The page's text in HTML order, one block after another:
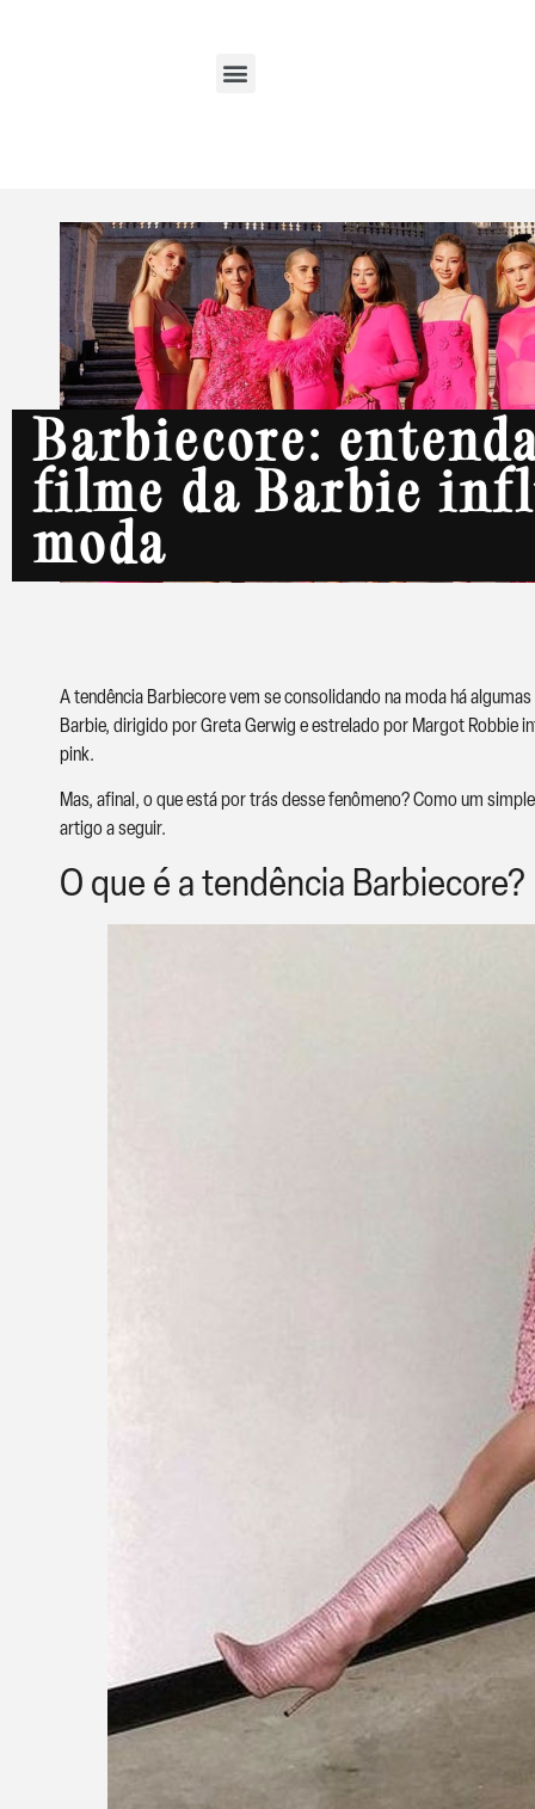
Barbiecore:
filme da Barbie
moda
A tendência Barbiecore vem se consolidando na moda há
Barbie, dirigido por Greta Gerwig e estrelado por Margot Robbie
pink.
Mas, afinal, o que está por trás desse fenômeno? Como um
artigo a seguir.
O que é a tendência Barbiecore?